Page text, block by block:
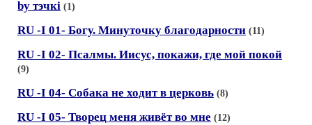
by тэчкi (1)
RU -I 01- Богу. Минуточку благодарности (11)
RU -I 02- Псалмы. Иисус, покажи, где мой покой
(9)
RU -I 04- Собака не ходит в церковь (8)
RU -I 05- Творец меня живёт во мне (12)